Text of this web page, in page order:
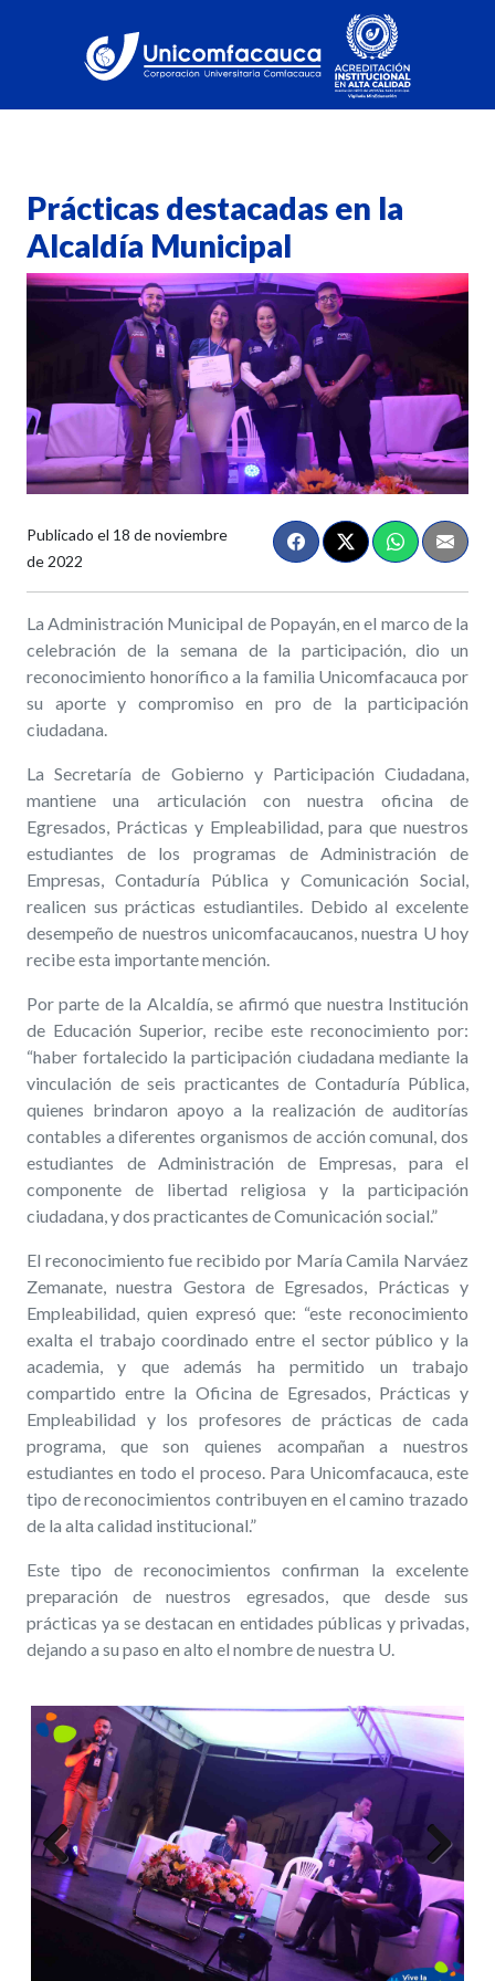
Prácticas destacadas en la
Alcaldía Municipal
Publicado el 18 de noviembre
de 2022
La Administración Municipal de Popayán, en el marco de la
celebración de la semana de la participación, dio un
reconocimiento honorífico a la familia Unicomfacauca por
su aporte y compromiso en pro de la participación
ciudadana.
La Secretaría de Gobierno y Participación Ciudadana,
mantiene una articulación con nuestra oficina de
Egresados, Prácticas y Empleabilidad, para que nuestros
estudiantes de los programas de Administración de
Empresas, Contaduría Pública y Comunicación Social,
realicen sus prácticas estudiantiles. Debido al excelente
desempeño de nuestros unicomfacaucanos, nuestra U hoy
recibe esta importante mención.
Por parte de la Alcaldía, se afirmó que nuestra Institución
de Educación Superior, recibe este reconocimiento por:
“haber fortalecido la participación ciudadana mediante la
vinculación de seis practicantes de Contaduría Pública,
quienes brindaron apoyo a la realización de auditorías
contables a diferentes organismos de acción comunal, dos
estudiantes de Administración de Empresas, para el
componente de libertad religiosa y la participación
ciudadana, y dos practicantes de Comunicación social.”
El reconocimiento fue recibido por María Camila Narváez
Zemanate, nuestra Gestora de Egresados, Prácticas y
Empleabilidad, quien expresó que: “este reconocimiento
exalta el trabajo coordinado entre el sector público y la
academia, y que además ha permitido un trabajo
compartido entre la Oficina de Egresados, Prácticas y
Empleabilidad y los profesores de prácticas de cada
programa, que son quienes acompañan a nuestros
estudiantes en todo el proceso. Para Unicomfacauca, este
tipo de reconocimientos contribuyen en el camino trazado
de la alta calidad institucional.”
Este tipo de reconocimientos confirman la excelente
preparación de nuestros egresados, que desde sus
prácticas ya se destacan en entidades públicas y privadas,
dejando a su paso en alto el nombre de nuestra U.
Previous Next